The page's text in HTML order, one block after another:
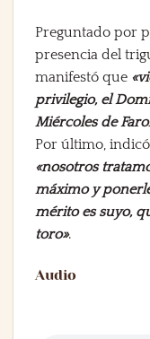
Preguntado por
presencia del
manifestó que
privilegio, el
Miércoles de
Por último,
«nosotros
máximo y
mérito es suyo,
toro».
Audio